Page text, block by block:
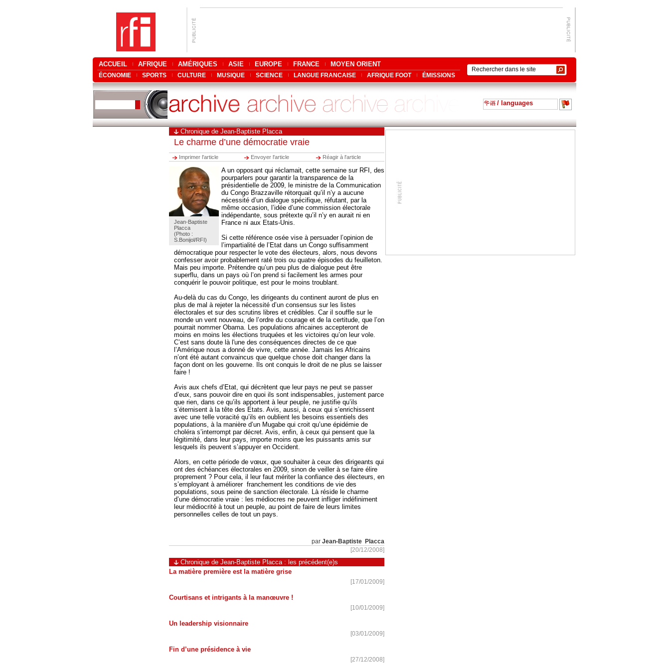
ACCUEIL AFRIQUE AMÉRIQUES ASIE EUROPE FRANCE MOYEN ORIENT
ÉCONOMIE SPORTS CULTURE MUSIQUE SCIENCE LANGUE FRANCAISE AFRIQUE FOOT ÉMISSIONS
/ languages
Chronique de Jean-Baptiste Placca
Le charme d’une démocratie vraie
Imprimer l'article Envoyer l'article Réagir à l'article
Jean-Baptiste
Placca
(Photo :
S.Bonijol/RFI)
A un opposant qui réclamait, cette semaine sur RFI, des
pourparlers pour garantir la transparence de la
présidentielle de 2009, le ministre de la Communication
du Congo Brazzaville rétorquait qu’il n’y a aucune
nécessité d’un dialogue spécifique, réfutant, par la
même occasion, l’idée d’une commission électorale
indépendante, sous prétexte qu’il n’y en aurait ni en
France ni aux Etats-Unis.
Si cette référence osée vise à persuader l’opinion de
l’impartialité de l’Etat dans un Congo suffisamment
démocratique pour respecter le vote des électeurs, alors, nous devons
confesser avoir probablement raté trois ou quatre épisodes du feuilleton.
Mais peu importe. Prétendre qu’un peu plus de dialogue peut être
superflu, dans un pays où l’on prend si facilement les armes pour
conquérir le pouvoir politique, est pour le moins troublant.
Au-delà du cas du Congo, les dirigeants du continent auront de plus en
plus de mal à rejeter la nécessité d’un consensus sur les listes
électorales et sur des scrutins libres et crédibles. Car il souffle sur le
monde un vent nouveau, de l’ordre du courage et de la certitude, que l’on
pourrait nommer Obama. Les populations africaines accepteront de
moins en moins les élections truquées et les victoires qu’on leur vole.
C’est sans doute là l'une des conséquences directes de ce que
l’Amérique nous a donné de vivre, cette année. Jamais les Africains
n’ont été autant convaincus que quelque chose doit changer dans la
façon dont on les gouverne. Ils ont conquis le droit de ne plus se laisser
faire !
Avis aux chefs d’Etat, qui décrètent que leur pays ne peut se passer
d’eux, sans pouvoir dire en quoi ils sont indispensables, justement parce
que rien, dans ce qu’ils apportent à leur peuple, ne justifie qu’ils
s’éternisent à la tête des Etats. Avis, aussi, à ceux qui s’enrichissent
avec une telle voracité qu’ils en oublient les besoins essentiels des
populations, à la manière d’un Mugabe qui croit qu’une épidémie de
choléra s’interrompt par décret. Avis, enfin, à ceux qui pensent que la
légitimité, dans leur pays, importe moins que les puissants amis sur
lesquels ils peuvent s’appuyer en Occident.
Alors, en cette période de vœux, que souhaiter à ceux des dirigeants qui
ont des échéances électorales en 2009, sinon de veiller à se faire élire
proprement ? Pour cela, il leur faut mériter la confiance des électeurs, en
s’employant à améliorer franchement les conditions de vie des
populations, sous peine de sanction électorale. Là réside le charme
d’une démocratie vraie : les médiocres ne peuvent infliger indéfiniment
leur médiocrité à tout un peuple, au point de faire de leurs limites
personnelles celles de tout un pays.
par Jean-Baptiste Placca
[20/12/2008]
Chronique de Jean-Baptiste Placca : les précédent(e)s
La matière première est la matière grise
[17/01/2009]
Courtisans et intrigants à la manœuvre !
[10/01/2009]
Un leadership visionnaire
[03/01/2009]
Fin d’une présidence à vie
[27/12/2008]